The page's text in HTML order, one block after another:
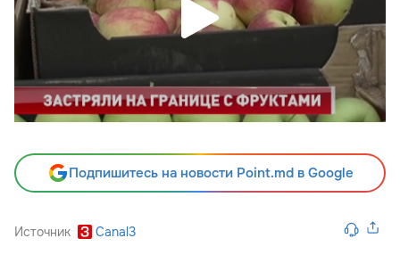
Подпишитесь на новости Point.md в Google
Источник Canal3